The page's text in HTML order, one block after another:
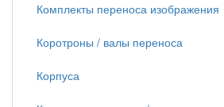
Комплекты переноса изображения
Коротроны / валы переноса
Корпуса